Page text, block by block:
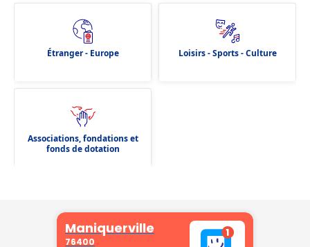
Étranger - Europe Loisirs - Sports - Culture
Associations, fondations et
fonds de dotation